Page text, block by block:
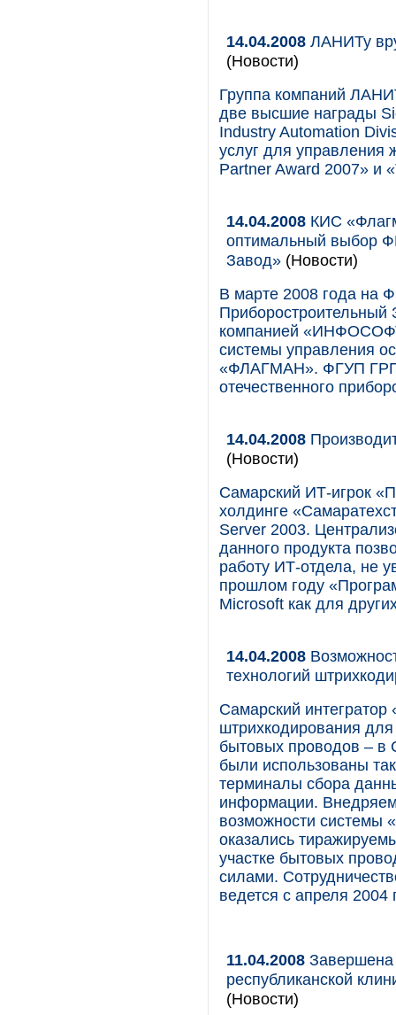
14.04.2008 ЛАНИТу
(Новости)
Группа компаний
две высшие награды
Industry Automation
услуг для управления
Partner Award 2007» и
14.04.2008 КИС
оптимальный выбор
Завод» (Новости)
В марте 2008 года на
компанией
системы управления
«ФЛАГМАН». ФГУП
отечественного
14.04.2008
(Новости)
Самарский ИТ-игрок
холдинге
Server 2003.
данного продукта
работу ИТ-отдела, не
прошлом году
Microsoft как для
14.04.2008
технологий
Самарский
штрихкодирования
бытовых проводов – в
были использованы
терминалы сбора
информации.
возможности системы
оказались
участке бытовых
силами.
ведется с апреля 2004
11.04.2008 Завершена
республиканской
(Новости)